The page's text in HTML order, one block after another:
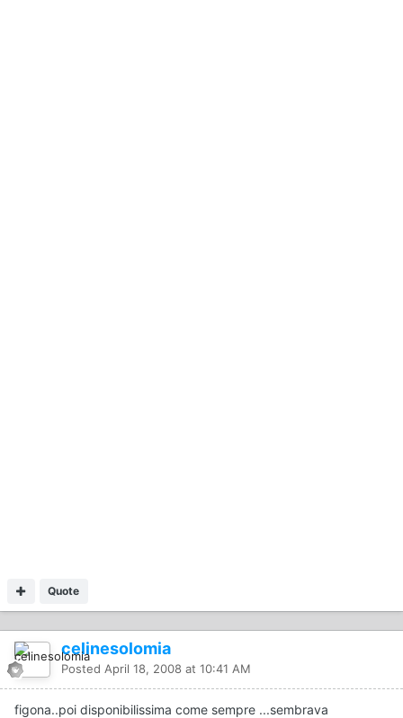
Quote
celinesolomia
Posted April 18, 2008 at 10:41 AM
figona..poi disponibilissima come sempre ...sembrava